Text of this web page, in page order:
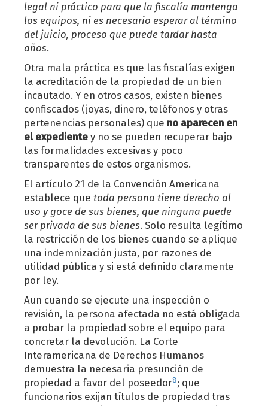
legal ni práctico para que la fiscalía mantenga
los equipos, ni es necesario esperar al término
del juicio, proceso que puede tardar hasta
años.
Otra mala práctica es que las fiscalías exigen
la acreditación de la propiedad de un bien
incautado. Y en otros casos, existen bienes
confiscados (joyas, dinero, teléfonos y otras
pertenencias personales) que no aparecen en
el expediente y no se pueden recuperar bajo
las formalidades excesivas y poco
transparentes de estos organismos.
El artículo 21 de la Convención Americana
establece que toda persona tiene derecho al
uso y goce de sus bienes, que ninguna puede
ser privada de sus bienes. Solo resulta legítimo
la restricción de los bienes cuando se aplique
una indemnización justa, por razones de
utilidad pública y si está definido claramente
por ley.
Aun cuando se ejecute una inspección o
revisión, la persona afectada no está obligada
a probar la propiedad sobre el equipo para
concretar la devolución. La Corte
Interamericana de Derechos Humanos
demuestra la necesaria presunción de
propiedad a favor del poseedor8; que
funcionarios exijan títulos de propiedad tras